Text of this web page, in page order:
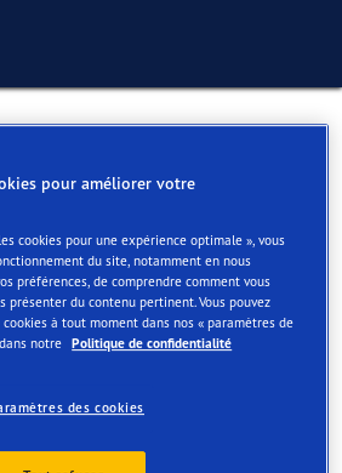
NV
en ligne et en magasin
pour améliorer votre
cookies pour une expérience optimale », vous
du site, notamment en nous
préférences, de comprendre comment vous
du contenu pertinent. Vous pouvez
à tout moment dans nos « paramètres de
notre Politique de confidentialité
des cookies